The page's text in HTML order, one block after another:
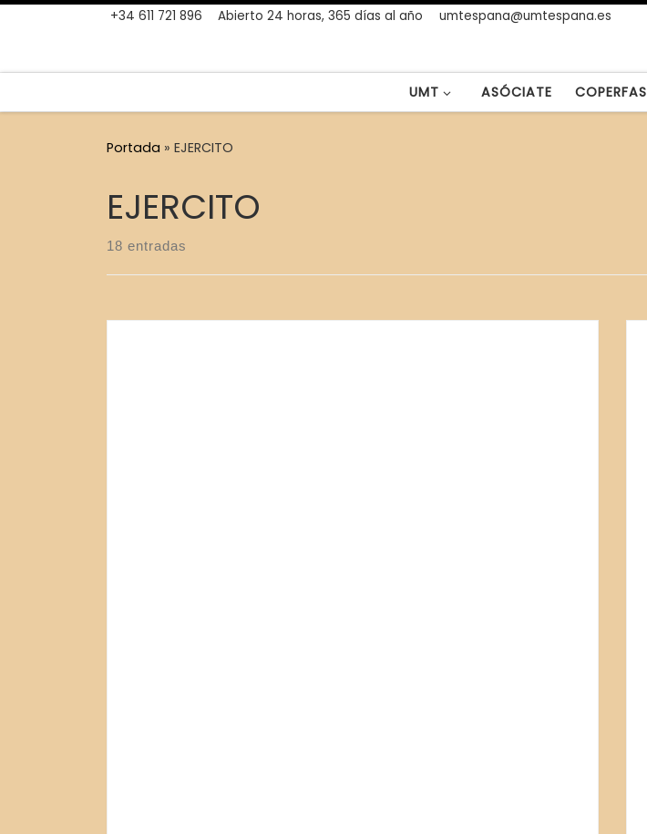
+34 611 721 896 Abierto 24 horas, 365 días al año umtespana@umtespana.es
UMT ASÓCIATE COPERFAS
Portada » EJERCITO
EJERCITO
18 entradas